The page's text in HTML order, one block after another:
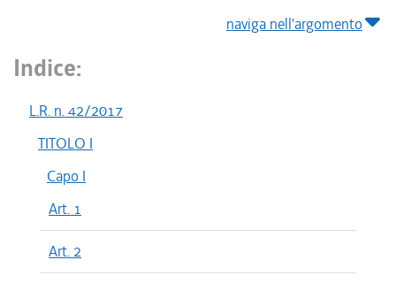
naviga nell'argomento
Indice:
L.R. n. 42/2017
TITOLO I
Capo I
Art. 1
Art. 2